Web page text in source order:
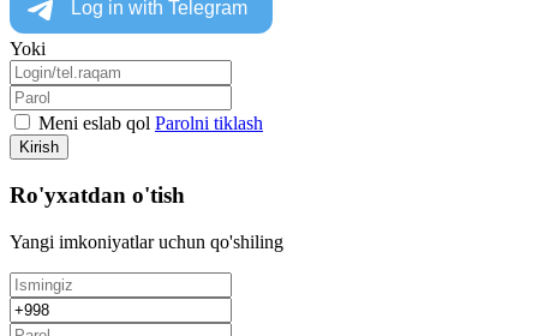
Yoki
Meni eslab qol Parolni tiklash
Kirish
Ro'yxatdan o'tish
Yangi imkoniyatlar uchun qo'shiling